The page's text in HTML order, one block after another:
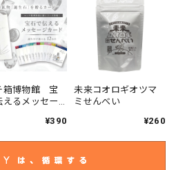
箱博物館 宝
えるメッセー
¥390
未来コオロギオツマ
ミせんべい
¥260